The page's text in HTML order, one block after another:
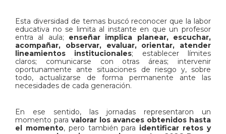
Esta diversidad de temas buscó reconocer que la labor
educativa no se limita al instante en que un profesor
entra al aula; enseñar implica planear, escuchar,
acompañar, observar, evaluar, orientar, atender
lineamientos institucionales; establecer límites
claros; comunicarse con otras áreas; intervenir
oportunamente ante situaciones de riesgo y, sobre
todo, actualizarse de forma permanente ante las
necesidades de cada generación.
En ese sentido, las jornadas representaron un
momento para valorar los avances obtenidos hasta
el momento, pero también para identificar retos y